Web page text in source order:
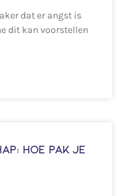
dat er angst is
dit kan voorstellen
Hoe pak je